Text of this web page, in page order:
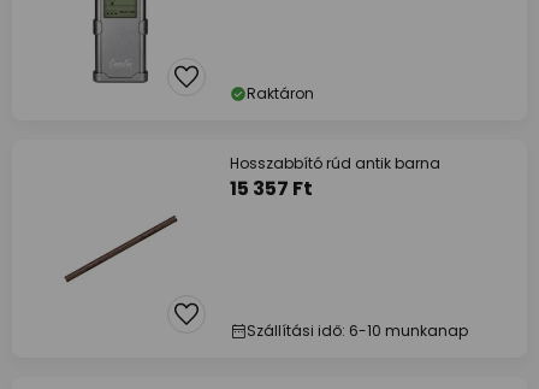
Raktáron
Hosszabbító rúd antik barna
15 357 Ft
Szállítási idő: 6-10 munkanap